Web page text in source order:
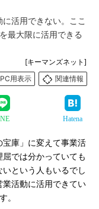
活用できない。ここ
最大限に活用できる
[キーマンズネット]
PC用表示
関連情報
Hatena
庫」に変えて事業活
では分かっていても
いという人もいるでし
業活動に活用できてい
。